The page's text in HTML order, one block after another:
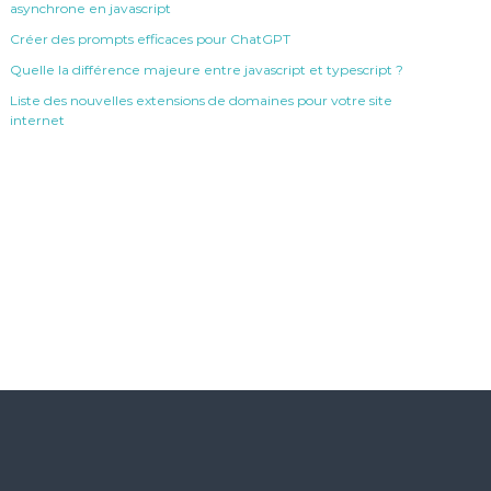
asynchrone en javascript
Créer des prompts efficaces pour ChatGPT
Quelle la différence majeure entre javascript et typescript ?
Liste des nouvelles extensions de domaines pour votre site
internet